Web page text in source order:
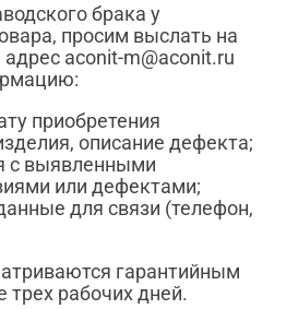
брака у
просим выслать на
aconit-m@aconit.ru
приобретения
описание дефекта;
с выявленными
или дефектами;
для связи (телефон,
гарантийным
трех рабочих дней.